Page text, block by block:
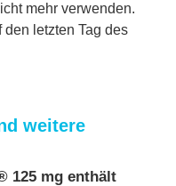
mehr verwenden.
letzten Tag des
weitere
125 mg enthält